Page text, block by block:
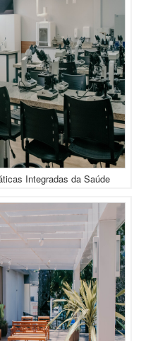
Integradas da Saúde